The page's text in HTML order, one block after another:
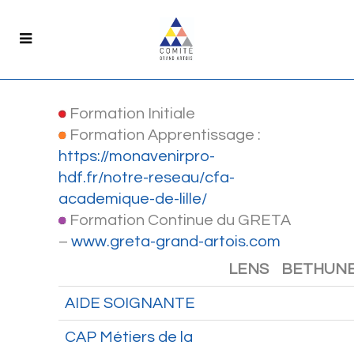
Formation Initiale
Formation Apprentissage :
https://monavenirpro-
hdf.fr/notre-reseau/cfa-
academique-de-lille/
Formation Continue du GRETA
– www.greta-grand-artois.com
LENS
AIDE SOIGNANTE
CAP Métiers de la